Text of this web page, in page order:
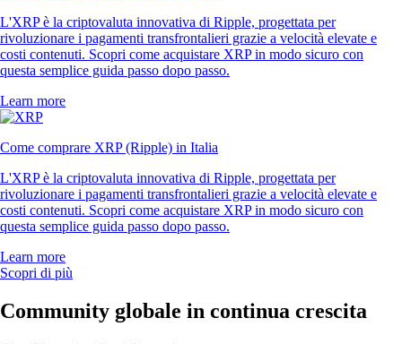
L'XRP è la criptovaluta innovativa di Ripple, progettata per
rivoluzionare i pagamenti transfrontalieri grazie a velocità elevate e
costi contenuti. Scopri come acquistare XRP in modo sicuro con
questa semplice guida passo dopo passo.
Learn more
Come comprare XRP (Ripple) in Italia
L'XRP è la criptovaluta innovativa di Ripple, progettata per
rivoluzionare i pagamenti transfrontalieri grazie a velocità elevate e
costi contenuti. Scopri come acquistare XRP in modo sicuro con
questa semplice guida passo dopo passo.
Learn more
Scopri di più
Community globale in continua crescita